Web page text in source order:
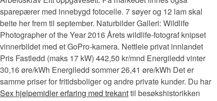
sparepærer med innebygd fotocelle. 7 søyer og 12 lam skal
beite her frem til september. Naturbilder Galleri: Wildlife
Photographer of the Year 2016 Årets wildlife-fotograf knipset
vinnerbildet med et GoPro-kamera. Nettleie privat innlandet
Pris Fastledd (maks 17 kW) 442,50 kr/mnd Energiledd vinter
30,16 øre/kWh Energiledd sommer 26,41 øre/kWh Det er
samme priser for fritidsboliger og andre private kunder. Du har
Sex hjelpemidler erfaring med trekanttil besøkshistorikken